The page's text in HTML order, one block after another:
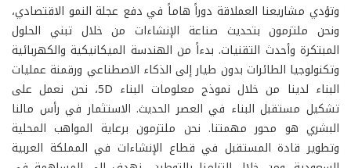
وتؤدي مشاريعنا العملاقة دوراً هاماً في دفع عجلة النمو الاقتصادي،
ونحن ملتزمون بتحديث صناعة الإنشاءات من خلال تبني الحلول
المبتكرة وأحدث التقنيات. بدءاً من الهندسة الميكانيكية والكهربائية
وتكنولوجيا الطائرات بدون طيار إلى الذكاء الاصطناعي ورقمنة عمليات
البناء لدينا من خلال نموذج معلومات البناء 5D، نحن نعمل على
تشكيل مستقبل البناء في العصر الحديث. الاستثمار في رأس مالنا
البشري هو محور مهمتنا. نحن ملتزمون برعاية المواهب المحلية
وتطوير قادة المستقبل في قطاع الإنشاءات في المملكة العربية